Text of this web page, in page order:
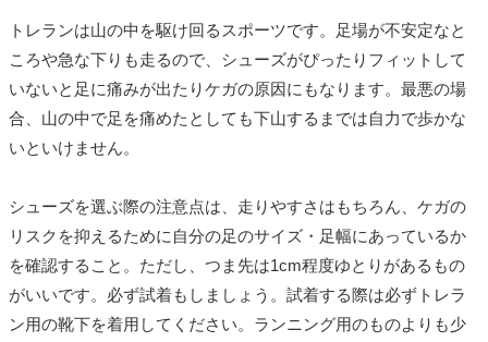
トレランは山の中を駆け回るスポーツです。足場が不安定なと
ころや急な下りも走るので、シューズがぴったりフィットして
いないと足に痛みが出たりケガの原因にもなります。最悪の場
合、山の中で足を痛めたとしても下山するまでは自力で歩かな
いといけません。
シューズを選ぶ際の注意点は、走りやすさはもちろん、ケガの
リスクを抑えるために自分の足のサイズ・足幅にあっているか
を確認すること。ただし、つま先は1cm程度ゆとりがあるもの
がいいです。必ず試着もしましょう。試着する際は必ずトレラ
ン用の靴下を着用してください。ランニング用のものよりも少